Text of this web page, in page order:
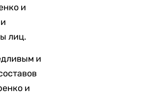
и
лиц.
и
и